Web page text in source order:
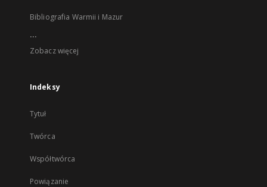
Bibliografia Warmii i Mazur
...
Zobacz więcej
Indeksy
Tytuł
Twórca
Współtwórca
Powiązanie